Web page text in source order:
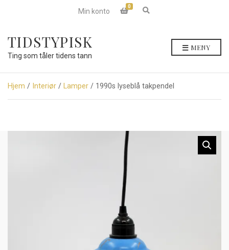
Min konto
0
E
a
r
c
h
m
TIDSTYPISK
Ting som tåler tidens tann
MENY
Hjem / Interiør / Lamper / 1990s lyseblå takpendel